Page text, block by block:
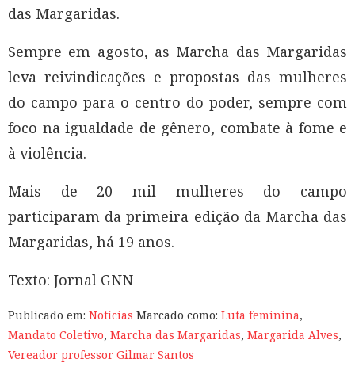
das Margaridas.
Sempre em agosto, as Marcha das Margaridas
leva reivindicações e propostas das mulheres
do campo para o centro do poder, sempre com
foco na igualdade de gênero, combate à fome e
à violência.
Mais de 20 mil mulheres do campo
participaram da primeira edição da Marcha das
Margaridas, há 19 anos.
Texto: Jornal GNN
Publicado em: Notícias Marcado como: Luta feminina,
Mandato Coletivo, Marcha das Margaridas, Margarida Alves,
Vereador professor Gilmar Santos